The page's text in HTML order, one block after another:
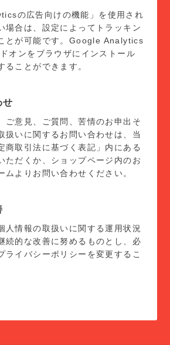
の広告向けの機能」を使用され
場合は、設定によってトラッキン
とが可能です。Google Analytics
オンをブラウザにインストール
ることができます。
せ
ご意見、ご質問、苦情のお申出そ
扱いに関するお問い合わせは、当
商取引法に基づく表記」内にある
ただくか、ショップページ内のお
ムよりお問い合わせください。
人情報の取扱いに関する運用状況
続的な改善に努めるものとし、必
ライバシーポリシーを変更するこ